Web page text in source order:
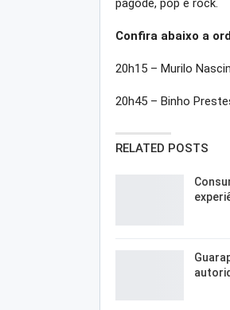
pagode, pop e rock.
Confira abaixo a
20h15 – Murilo
20h45 – Binho
RELATED POSTS